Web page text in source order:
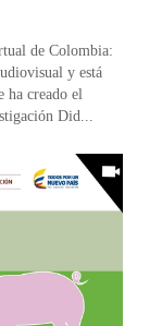
de Colombia:
y está
ha creado el
Did...